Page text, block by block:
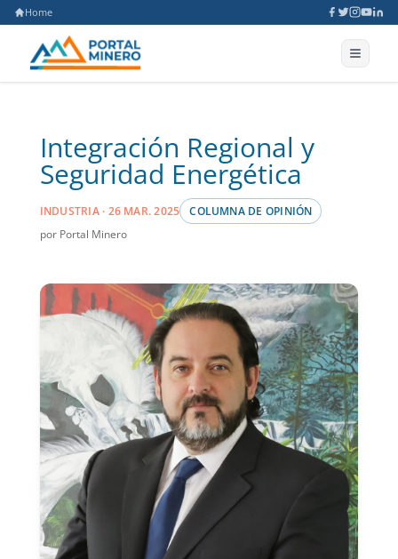
Home
Integración Regional y
Seguridad Energética
INDUSTRIA · 26 MAR. 2025 COLUMNA DE OPINIÓN
por Portal Minero